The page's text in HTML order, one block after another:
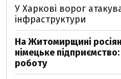
У Харкові ворог
інфраструктури
На Житомирщині
німецьке
роботу